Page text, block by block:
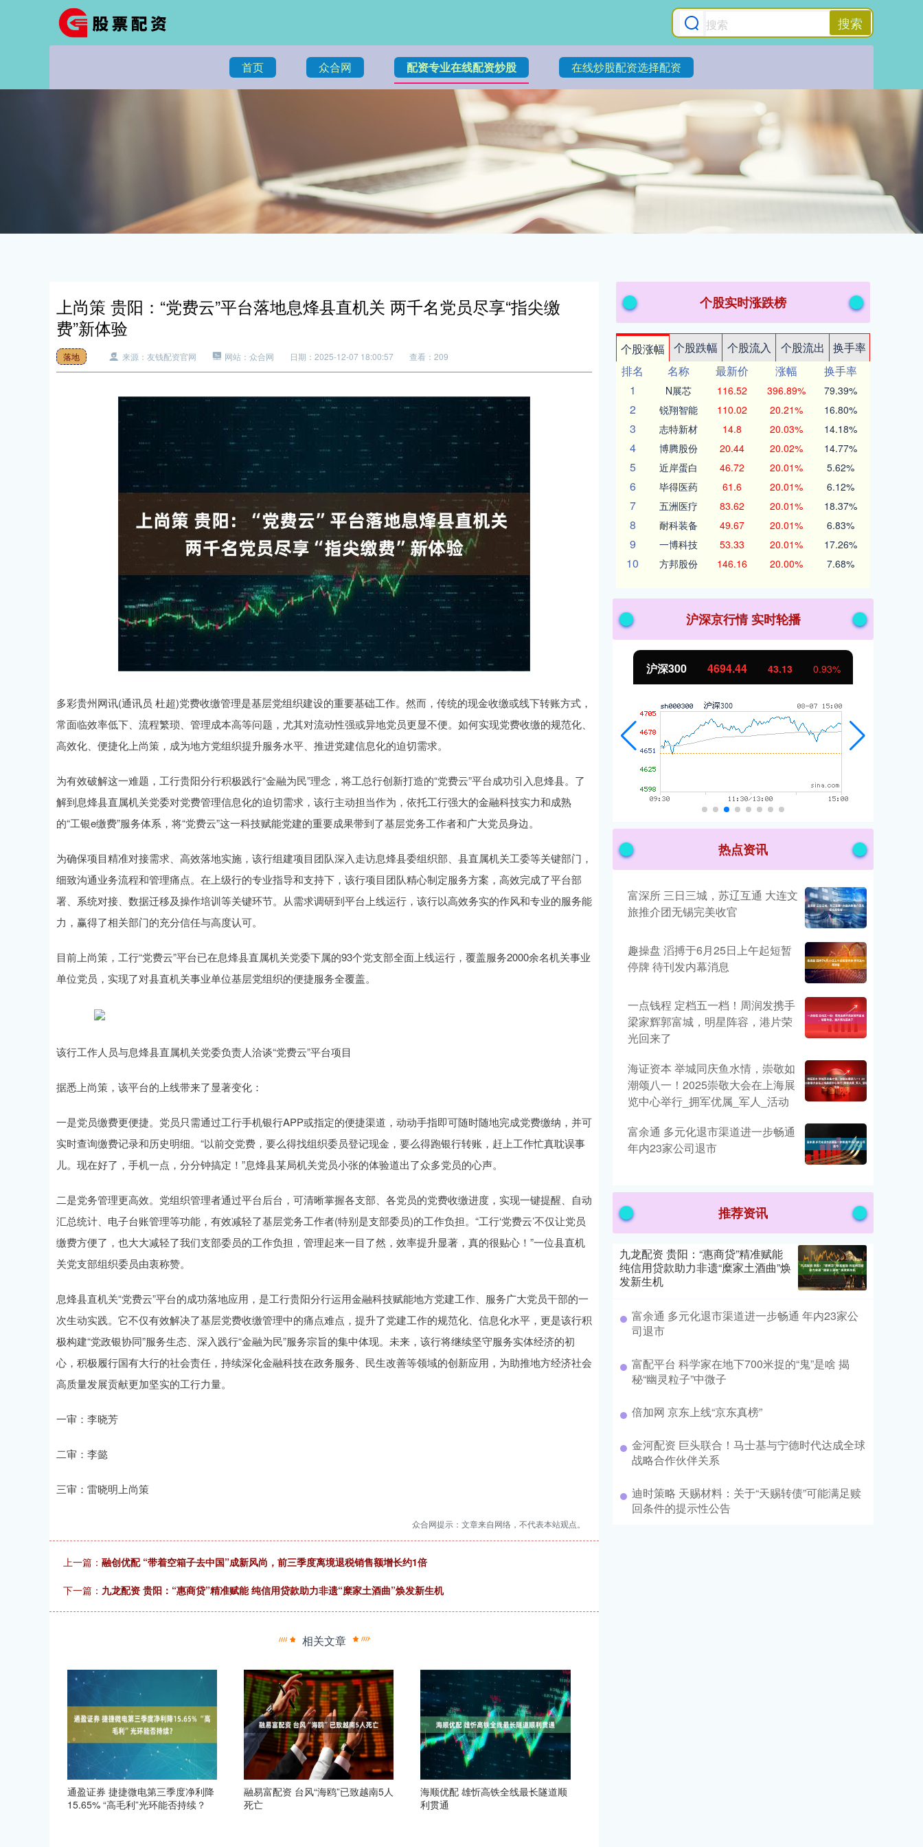
搜索
首页 众合网 配资专业在线配资炒股 在线炒股配资选择配资
上尚策 贵阳：“党费云”平台落地息烽县直机关 两千名党员尽享“指尖缴
费”新体验
落地 来源：友钱配资官网 网站：众合网 日期：2025-12-07 18:00:57 查看：209
多彩贵州网讯(通讯员 杜超)党费收缴管理是基层党组织建设的重要基础工作。然而，传统的现金收缴或线下转账方式，
常面临效率低下、流程繁琐、管理成本高等问题，尤其对流动性强或异地党员更显不便。如何实现党费收缴的规范化、
高效化、便捷化上尚策，成为地方党组织提升服务水平、推进党建信息化的迫切需求。
为有效破解这一难题，工行贵阳分行积极践行“金融为民”理念，将工总行创新打造的“党费云”平台成功引入息烽县。了
解到息烽县直属机关党委对党费管理信息化的迫切需求，该行主动担当作为，依托工行强大的金融科技实力和成熟
的“工银e缴费”服务体系，将“党费云”这一科技赋能党建的重要成果带到了基层党务工作者和广大党员身边。
为确保项目精准对接需求、高效落地实施，该行组建项目团队深入走访息烽县委组织部、县直属机关工委等关键部门，
细致沟通业务流程和管理痛点。在上级行的专业指导和支持下，该行项目团队精心制定服务方案，高效完成了平台部
署、系统对接、数据迁移及操作培训等关键环节。从需求调研到平台上线运行，该行以高效务实的作风和专业的服务能
力，赢得了相关部门的充分信任与高度认可。
目前上尚策，工行“党费云”平台已在息烽县直属机关党委下属的93个党支部全面上线运行，覆盖服务2000余名机关事业
单位党员，实现了对县直机关事业单位基层党组织的便捷服务全覆盖。
该行工作人员与息烽县直属机关党委负责人洽谈“党费云”平台项目
据悉上尚策，该平台的上线带来了显著变化：
一是党员缴费更便捷。党员只需通过工行手机银行APP或指定的便捷渠道，动动手指即可随时随地完成党费缴纳，并可
实时查询缴费记录和历史明细。“以前交党费，要么得找组织委员登记现金，要么得跑银行转账，赶上工作忙真耽误事
儿。现在好了，手机一点，分分钟搞定！”息烽县某局机关党员小张的体验道出了众多党员的心声。
二是党务管理更高效。党组织管理者通过平台后台，可清晰掌握各支部、各党员的党费收缴进度，实现一键提醒、自动
汇总统计、电子台账管理等功能，有效减轻了基层党务工作者(特别是支部委员)的工作负担。“工行‘党费云’不仅让党员
缴费方便了，也大大减轻了我们支部委员的工作负担，管理起来一目了然，效率提升显著，真的很贴心！”一位县直机
关党支部组织委员由衷称赞。
息烽县直机关“党费云”平台的成功落地应用，是工行贵阳分行运用金融科技赋能地方党建工作、服务广大党员干部的一
次生动实践。它不仅有效解决了基层党费收缴管理中的痛点难点，提升了党建工作的规范化、信息化水平，更是该行积
极构建“党政银协同”服务生态、深入践行“金融为民”服务宗旨的集中体现。未来，该行将继续坚守服务实体经济的初
心，积极履行国有大行的社会责任，持续深化金融科技在政务服务、民生改善等领域的创新应用，为助推地方经济社会
高质量发展贡献更加坚实的工行力量。
一审：李晓芳
二审：李懿
三审：雷晓明上尚策
众合网提示：文章来自网络，不代表本站观点。
上一篇： 融创优配 “带着空箱子去中国”成新风尚，前三季度离境退税销售额增长约1倍
下一篇： 九龙配资 贵阳：“惠商贷”精准赋能 纯信用贷款助力非遗“糜家土酒曲”焕发新生机
相关文章
通盈证券 捷捷微电第三季度净利降
15.65% “高毛利”光环能否持续？
融易富配资 台风“海鸥”已致越南5人
死亡
海顺优配 雄忻高铁全线最长隧道顺
利贯通
个股实时涨跌榜
个股涨幅 个股跌幅 个股流入 个股流出
换手率
排名
名称 最新价 涨幅
换手率
1
N展芯 116.52 396.89% 79.39%
2 锐翔智能 110.02 20.21% 16.80%
3 志特新材 14.8 20.03% 14.18%
4 博腾股份 20.44 20.02% 14.77%
5 近岸蛋白 46.72 20.01% 5.62%
6 毕得医药 61.6 20.01% 6.12%
7 五洲医疗 83.62 20.01% 18.37%
8 耐科装备 49.67 20.01% 6.83%
9 一博科技 53.33 20.01% 17.26%
10 方邦股份 146.16 20.00% 7.68%
沪深京行情 实时轮播
深证成指 14311.01 200.89 1.42% 沪深300 4694.44 43.13 北证50 1134.24 11.37 1.01%
热点资讯
富深所 三日三城，苏辽互通 大连文
旅推介团无锡完美收官
趣操盘 滔搏于6月25日上午起短暂
停牌 待刊发内幕消息
一点钱程 定档五一档！周润发携手
梁家辉郭富城，明星阵容，港片荣
光回来了
海证资本 举城同庆鱼水情，崇敬如
潮颂八一！2025崇敬大会在上海展
览中心举行_拥军优属_军人_活动
富余通 多元化退市渠道进一步畅通
年内23家公司退市
推荐资讯
九龙配资 贵阳：“惠商贷”精准赋能
纯信用贷款助力非遗“糜家土酒曲”焕
发新生机
富余通 多元化退市渠道进一步畅通 年内23家公
司退市
富配平台 科学家在地下700米捉的“鬼”是啥 揭
秘“幽灵粒子”中微子
倍加网 京东上线“京东真榜”
金河配资 巨头联合！马士基与宁德时代达成全球
战略合作伙伴关系
迪时策略 天赐材料：关于“天赐转债”可能满足赎
回条件的提示性公告